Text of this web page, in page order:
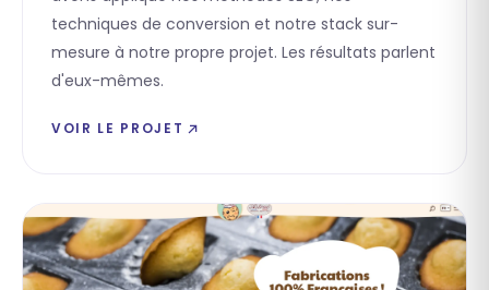
techniques de conversion et notre stack sur-
mesure à notre propre projet. Les résultats parlent
d'eux-mêmes.
VOIR LE PROJET